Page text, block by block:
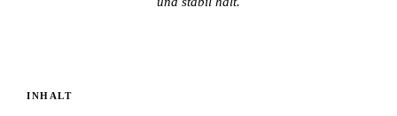
INHALT